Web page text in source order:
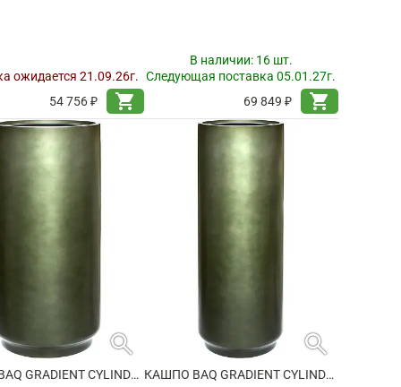
ожидается 21.09.26г.
54 756 ₽
shopping_cart
В наличии: 16 шт.
Следующая поставка 05.01.27г.
69 849 ₽
shopping_cart
search
КАШПО BAQ GRADIENT CYLINDER MATT FOREST GREEN (С ТЕХНИЧЕСКИМ ГОРШКОМ)
search
КАШПО BAQ GRADIENT CYLINDER MATT FOREST GREEN (С ТЕХНИЧЕСКИМ ГОРШКОМ)